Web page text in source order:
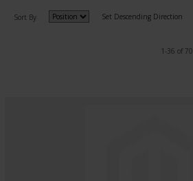
Sort By Set Descending Direction
1-36 of 70